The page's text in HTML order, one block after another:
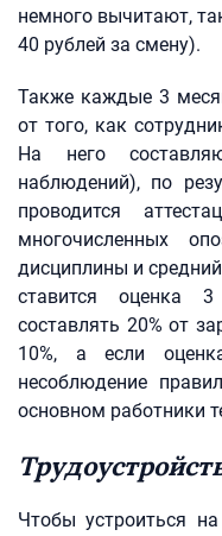
немного вычитают,
40 рублей за смену).
Также каждые 3
от того, как
На него
наблюдений), по
проводится
многочисленных
дисциплины и
ставится оценка
составлять 20% от
10%, а если
несоблюдение
основном работники
Чтобы устроиться